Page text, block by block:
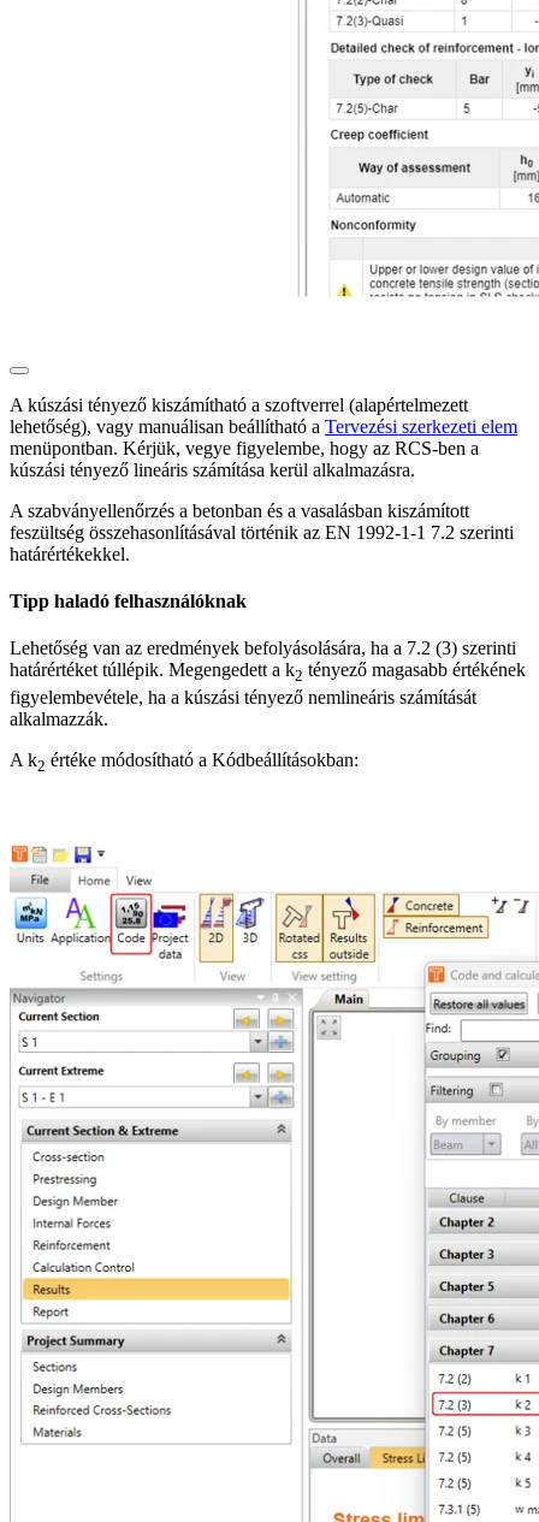
A kúszási tényező kiszámítható a szoftverrel (alapértelmezett
lehetőség), vagy manuálisan beállítható a Tervezési szerkezeti elem
menüpontban. Kérjük, vegye figyelembe, hogy az RCS-ben a
kúszási tényező lineáris számítása kerül alkalmazásra.
A szabványellenőrzés a betonban és a vasalásban kiszámított
feszültség összehasonlításával történik az EN 1992-1-1 7.2 szerinti
határértékekkel.
Tipp haladó felhasználóknak
Lehetőség van az eredmények befolyásolására, ha a 7.2 (3) szerinti
határértéket túllépik. Megengedett a k2 tényező magasabb értékének
figyelembevétele, ha a kúszási tényező nemlineáris számítását
alkalmazzák.
A k2 értéke módosítható a Kódbeállításokban: